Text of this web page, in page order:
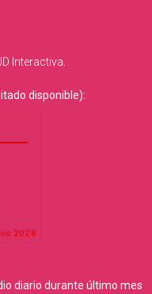
Interactiva
disponible):
diario durante último mes